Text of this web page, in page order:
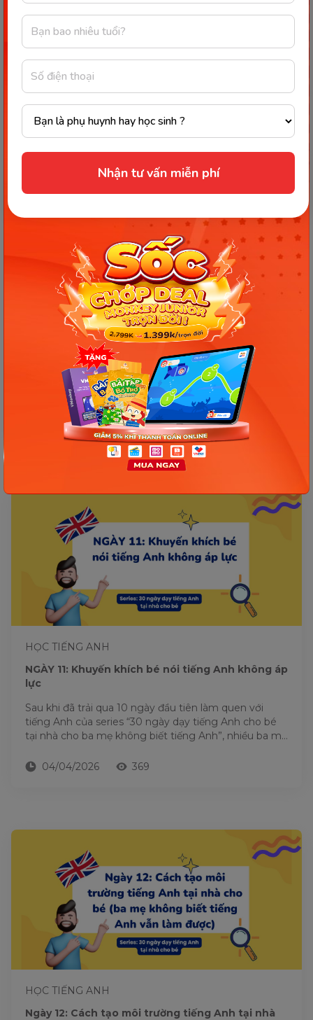
Nhận tư vấn miễn phí
dù đã hiểu một số từ đơn giản. Nguyên nhân không
phải vì bé chưa sẵn sàng, mà vì chưa được...
06/04/2026
HỌC TIẾNG ANH
Ngày 14: Giúp bé phản xạ tiếng Anh trong sinh
hoạt hằng ngày (ba mẹ không biết tiếng Anh vẫn
làm được)
Sau khi đã bắt đầu lặp lại những cụm từ quen thuộc,
nhiều ba mẹ nhận thấy bé có thể nói theo nhưng vẫn
chưa phản ứng ngay khi nghe tiếng Anh trong...
06/04/2026 523
HỌC TIẾNG ANH
NGÀY 11: Khuyến khích bé nói tiếng Anh không áp
lực
Sau khi đã trải qua 10 ngày đầu tiên làm quen với
tiếng Anh của series “30 ngày dạy tiếng Anh cho bé
tại nhà cho ba mẹ không biết tiếng Anh”, nhiều ba mẹ
04/04/2026
369
HỌC TIẾNG ANH
Ngày 12: Cách tạo môi trường tiếng Anh tại nhà